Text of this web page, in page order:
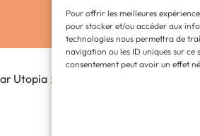
Pour offrir les meilleures
pour stocker et/ou accéder aux
technologies nous permettra de
navigation ou les ID uniques sur
consentement peut avoir un effet
Utopia